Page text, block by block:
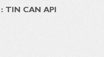
TIN CAN API